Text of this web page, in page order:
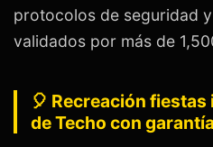
protocolos de seguridad
validados por más de
🎈 Recreación
de Techo con